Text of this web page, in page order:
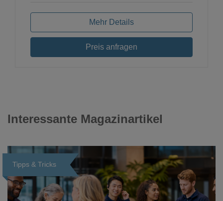
Mehr Details
Preis anfragen
Interessante Magazinartikel
Tipps & Tricks